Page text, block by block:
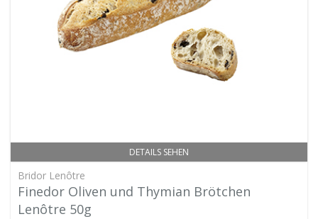
DETAILS SEHEN
Bridor Lenôtre
Finedor Oliven und Thymian Brötchen
Lenôtre 50g